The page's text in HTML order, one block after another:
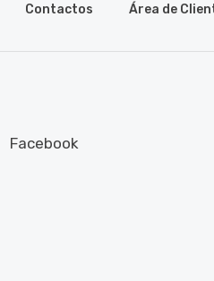
Contactos Área de
Facebook